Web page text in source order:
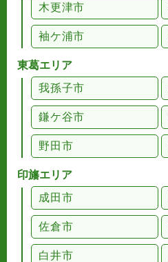
木更津市
袖ケ浦市
東葛エリア
我孫子市
鎌ケ谷市
野田市
印旛エリア
成田市
佐倉市
白井市